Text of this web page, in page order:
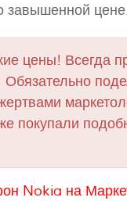
завышенной
цены! Всегда
покупали
Nokia на